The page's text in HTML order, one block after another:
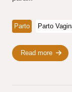
Parto Parto
Read more